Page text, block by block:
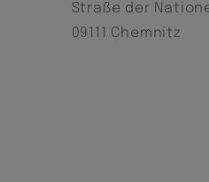
Straße der
09111 Chemnitz